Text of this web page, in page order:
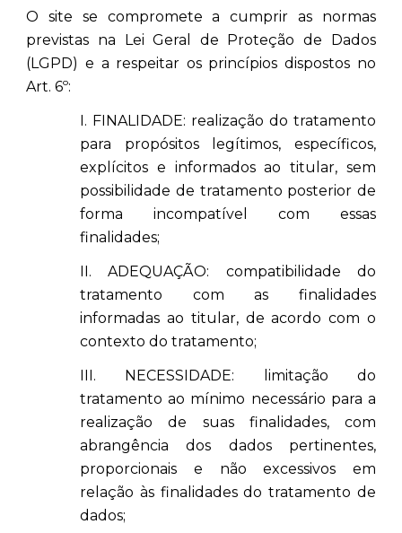
O site se compromete a cumprir as normas
previstas na Lei Geral de Proteção de Dados
(LGPD) e a respeitar os princípios dispostos no
Art. 6º:
I. FINALIDADE: realização do tratamento
para propósitos legítimos, específicos,
explícitos e informados ao titular, sem
possibilidade de tratamento posterior de
forma incompatível com essas
finalidades;
II. ADEQUAÇÃO: compatibilidade do
tratamento com as finalidades
informadas ao titular, de acordo com o
contexto do tratamento;
III. NECESSIDADE: limitação do
tratamento ao mínimo necessário para a
realização de suas finalidades, com
abrangência dos dados pertinentes,
proporcionais e não excessivos em
relação às finalidades do tratamento de
dados;